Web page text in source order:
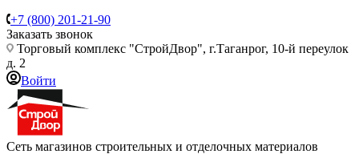
+7 (800) 201-21-90
Заказать звонок
Торговый комплекс "СтройДвор", г.Таганрог, 10-й переулок
д. 2
Войти
Сеть магазинов строительных и отделочных материалов